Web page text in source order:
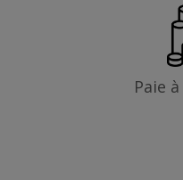
Paie